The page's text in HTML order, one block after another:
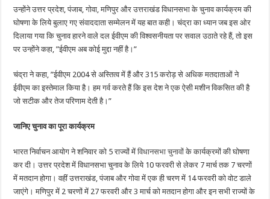
उन्होंने उत्तर प्रदेश, पंजाब, गोवा, मणिपुर और उत्तराखंड विधानसभा के चुनाव कार्यक्रम की
घोषणा के लिये बुलाए गए संवाददाता सम्मेलन में यह बात कही। चंद्रा का ध्यान जब इस ओर
दिलाया गया कि चुनाव हारने वाले दल ईवीएम की विश्वसनीयता पर सवाल उठाते रहे हैं, तो इस
पर उन्होंने कहा, ”ईवीएम अब कोई मुद्दा नहीं है।”
चंद्रा ने कहा, ”ईवीएम 2004 से अस्तित्व में हैं और 315 करोड़ से अधिक मतदाताओं ने
ईवीएम का इस्तेमाल किया है। हम गर्व करते हैं कि इस देश ने एक ऐसी मशीन विकसित की है
जो सटीक और तेज परिणाम देती है।”
जानिए चुनाव का पूरा कार्यक्रम
भारत निर्वाचन आयोग ने शनिवार को 5 राज्यों मेंविधानसभा चुनावोंके कार्यक्रमों की घोषणा
कर दी। उत्तर प्रदेश में विधानसभा चुनाव के लिये 10 फरवरी से लेकर 7 मार्च तक 7 चरणों
में मतदान होगा। वहीं उत्तराखंड, पंजाब और गोवा में एक ही चरण में 14 फरवरी को वोट डाले
जाएंगे। मणिपुर में 2 चरणों में 27 फरवरी और 3 मार्च को मतदान होगा और इन सभी राज्यों के